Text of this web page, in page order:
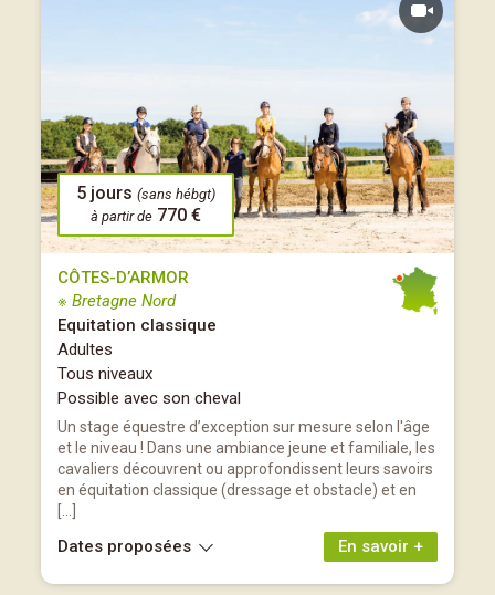
5 jours (sans hébgt)
à partir de 770 €
CÔTES-D’ARMOR
※ Bretagne Nord
Equitation classique
Adultes
Tous niveaux
Possible avec son cheval
Un stage équestre d’exception sur mesure selon l'âge
et le niveau ! Dans une ambiance jeune et familiale, les
cavaliers découvrent ou approfondissent leurs savoirs
en équitation classique (dressage et obstacle) et en
En savoir +
Dates proposées